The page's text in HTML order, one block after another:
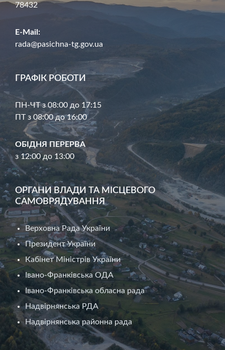
78432
E-Mail:
rada@pasichna-tg.gov.ua
ГРАФІК РОБОТИ
ПН-ЧТ з 08:00 до 17:15
ПТ з 08:00 до 16:00
ОБІДНЯ ПЕРЕРВА
з 12:00 до 13:00
ОРГАНИ ВЛАДИ ТА МІСЦЕВОГО
САМОВРЯДУВАННЯ
Верховна Рада України
Президент України
Кабінет Міністрів України
Івано-Франківська ОДА
Івано-Франківська обласна рада
Надвірнянська РДА
Надвірнянська районна рада